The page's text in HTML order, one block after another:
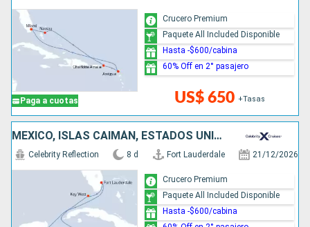
Paga a cuotas US$ 650 +Tasas
Crucero Premium
Paquete All Included Disponible
Hasta -$600/cabina
60% Off en 2° pasajero
MÉXICO, ISLAS CAIMÁN, ESTADOS UNIDOS
Celebrity Reflection 8 d Fort Lauderdale 21/12/2026
Crucero Premium
Paquete All Included Disponible
Hasta -$600/cabina